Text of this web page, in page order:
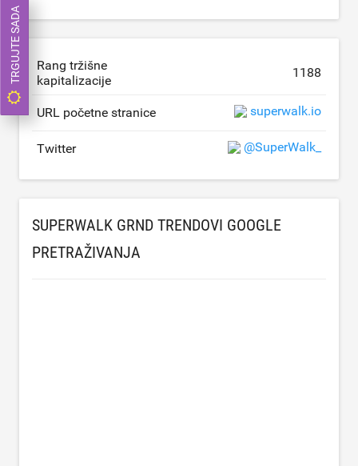
Rang tržišne
kapitalizacije
1188
URL početne stranice superwalk.io
Twitter @SuperWalk_
SUPERWALK GRND TRENDOVI GOOGLE
PRETRAŽIVANJA
TRGUJTE SADA